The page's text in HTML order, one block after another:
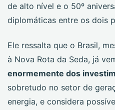
de alto nível e o 50º
diplomáticas entre os dois
Ele ressalta que o Brasil,
à Nova Rota da Seda, já
enormemente dos
sobretudo no setor de
energia, e considera